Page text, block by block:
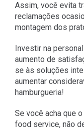
Assim, você evita
reclamações
montagem dos
Investir na
aumento de
se às soluções
aumentar
hamburgueria!
Se você acha que
food service, não